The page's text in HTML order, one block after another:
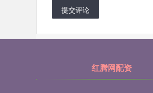
提交评论
红腾网配资